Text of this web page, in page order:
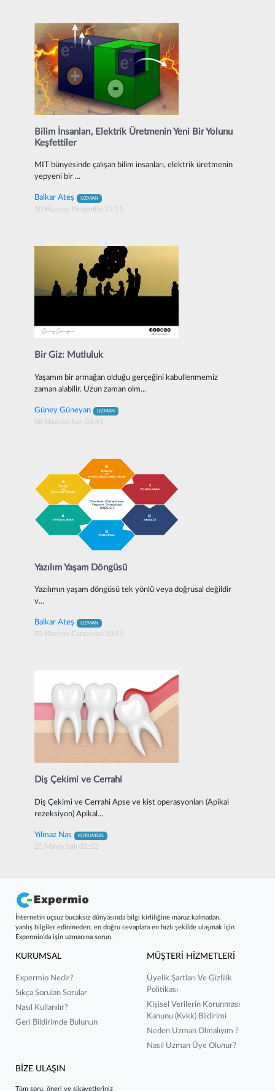
Bilim İnsanları, Elektrik Üretmenin Yeni Bir Yolunu
Keşfettiler
MIT bünyesinde çalışan bilim insanları, elektrik üretmenin
yepyeni bir ...
Balkar Ateş UZMAN
10 Haziran Perşembe 12:11
Bir Giz: Mutluluk
Yaşamın bir armağan olduğu gerçeğini kabullenmemiz
zaman alabilir. Uzun zaman olm...
Güney Güneyan UZMAN
08 Haziran Salı 03:41
Yazılım Yaşam Döngüsü
Yazılımın yaşam döngüsü tek yönlü veya doğrusal değildir
v...
Balkar Ateş UZMAN
02 Haziran Çarşamba 10:51
Diş Çekimi ve Cerrahi
Diş Çekimi ve Cerrahi Apse ve kist operasyonları (Apikal
rezeksiyon) Apikal...
Yılmaz Nas KURUMSAL
25 Mayıs Salı 01:52
İnternetin uçsuz bucaksız dünyasında bilgi kirliliğine maruz kalmadan,
yanlış bilgiler edinmeden, en doğru cevaplara en hızlı şekilde ulaşmak için
Expermio’da işin uzmanına sorun.
KURUMSAL
Expermio Nedir?
Sıkça Sorulan Sorular
Nasıl Kullanılır?
Geri Bildirimde Bulunun
MÜŞTERİ HİZMETLERİ
Üyelik Şartları Ve Gizlilik
Politikası
Kişisel Verilerin Korunması
Kanunu (kvkk) Bildirimi
Neden Uzman Olmalıyım ?
Nasıl Uzman Üye Olunur?
BİZE ULAŞIN
Tüm soru, öneri ve şikayetleriniz